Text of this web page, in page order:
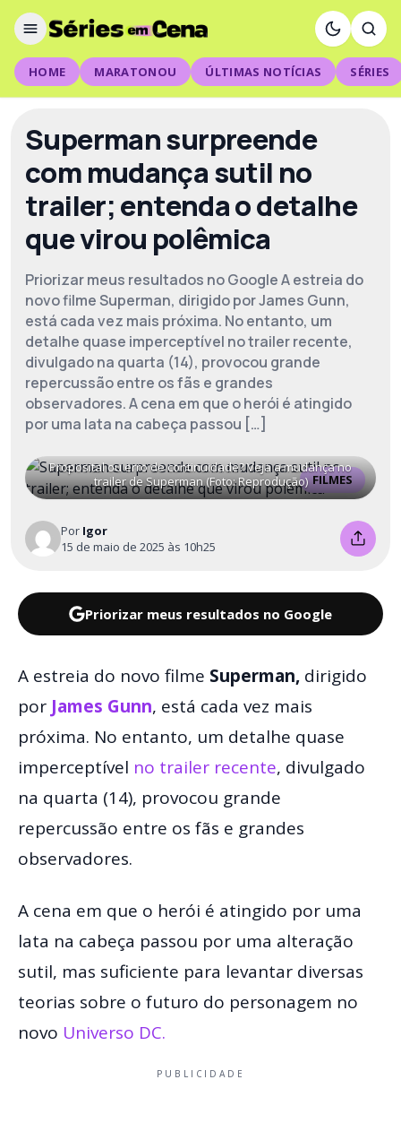
HOME MARATONOU ÚLTIMAS NOTÍCIAS SÉRIES
Superman surpreende
com mudança sutil no
trailer; entenda o detalhe
que virou polêmica
Priorizar meus resultados no Google A estreia do
novo filme Superman, dirigido por James Gunn,
está cada vez mais próxima. No entanto, um
detalhe quase imperceptível no trailer recente,
divulgado na quarta (14), provocou grande
repercussão entre os fãs e grandes
observadores. A cena em que o herói é atingido
por uma lata na cabeça passou […]
FILMES
Proposital ou erro de continuidade? Veja a mudança no
trailer de Superman (Foto: Reprodução)
Por Igor
15 de maio de 2025 às 10h25
Priorizar meus resultados no Google
A estreia do novo filme Superman, dirigido
por James Gunn, está cada vez mais
próxima. No entanto, um detalhe quase
imperceptível no trailer recente, divulgado
na quarta (14), provocou grande
repercussão entre os fãs e grandes
observadores.
A cena em que o herói é atingido por uma
lata na cabeça passou por uma alteração
sutil, mas suficiente para levantar diversas
teorias sobre o futuro do personagem no
novo Universo DC.
PUBLICIDADE